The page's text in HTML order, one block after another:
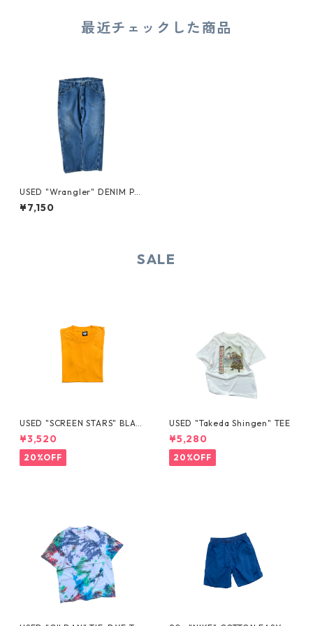
最近チェックした商品
USED "Wrangler" DENIM PA
NTS
¥7,150
SALE
USED "SCREEN STARS" BLAN
K TEE
¥3,520
20%OFF
USED "Takeda Shingen" TEE
¥5,280
20%OFF